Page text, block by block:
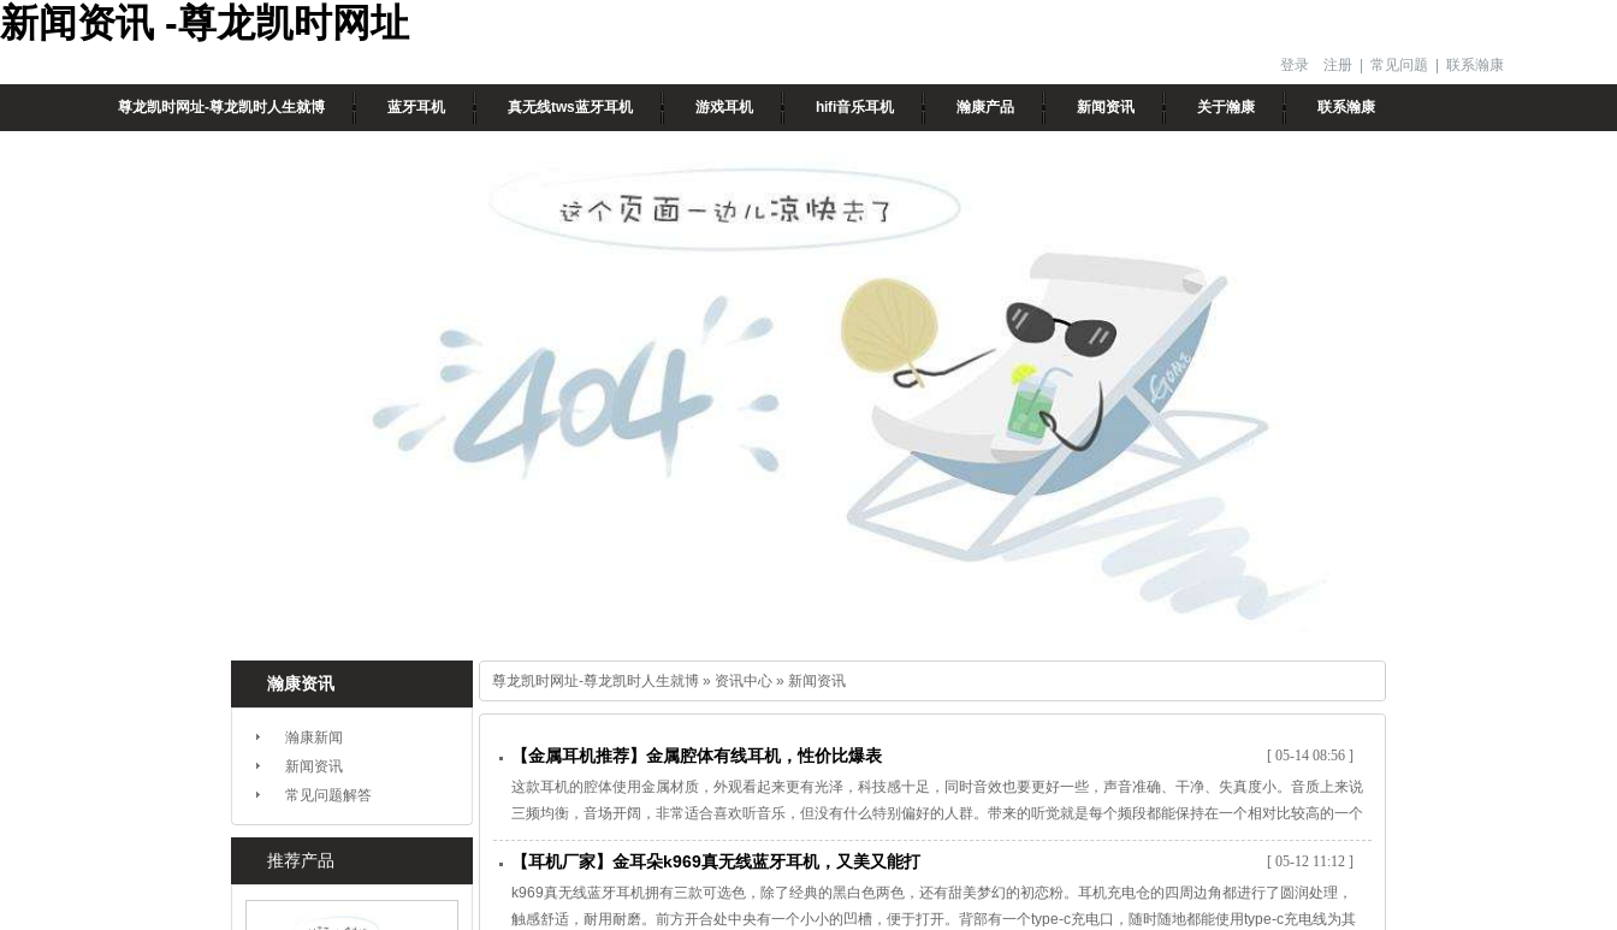
新闻资讯 -尊龙凯时网址
登录 注册 常见问题 联系瀚康
尊龙凯时网址-尊龙凯时人生就博 蓝牙耳机 真无线tws蓝牙耳机 游戏耳机 hifi音乐耳机 瀚康产品 新闻资讯 关于瀚康 联系瀚康
瀚康资讯
瀚康新闻
新闻资讯
常见问题解答
推荐产品
尊龙凯时网址-尊龙凯时人生就博 » 资讯中心 » 新闻资讯
[ 05-14 08:56 ]
【金属耳机推荐】金属腔体有线耳机，性价比爆表
这款耳机的腔体使用金属材质，外观看起来更有光泽，科技感十足，同时音效也要更好一些，声音准确、干净、失真度小。音质上来说
三频均衡，音场开阔，非常适合喜欢听音乐，但没有什么特别偏好的人群。带来的听觉就是每个频段都能保持在一个相对比较高的一个
水准上，低频淳厚而丰满，弹性十足，下潜深；中频干净、饱满、明亮，人声质感强、音色中正；高频延伸好，顺滑，声音比较通透空
灵。个人喜欢听民谣，戴着这款耳机听民谣特别有感觉，其中的醇和洒脱劲是很让人沉醉的。
[ 05-12 11:12 ]
【耳机厂家】金耳朵k969真无线蓝牙耳机，又美又能打
k969真无线蓝牙耳机拥有三款可选色，除了经典的黑白色两色，还有甜美梦幻的初恋粉。耳机充电仓的四周边角都进行了圆润处理，
触感舒适，耐用耐磨。前方开合处中央有一个小小的凹槽，便于打开。背部有一个type-c充电口，随时随地都能使用type-c充电线为其